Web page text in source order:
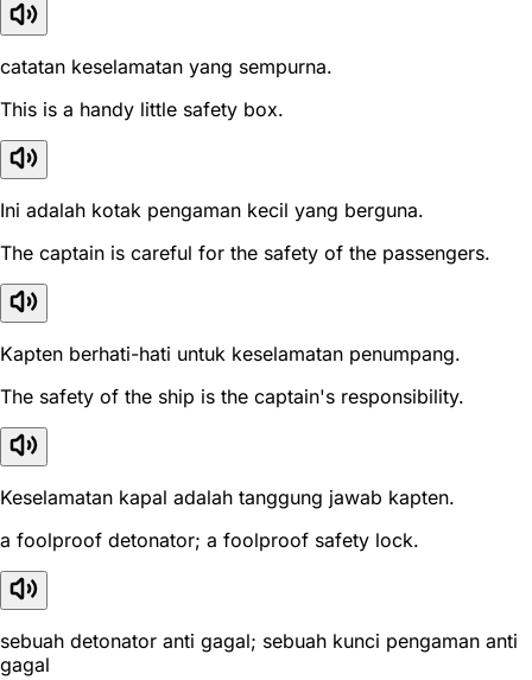
catatan keselamatan yang sempurna.
This is a handy little safety box.
Ini adalah kotak pengaman kecil yang berguna.
The captain is careful for the safety of the passengers.
Kapten berhati-hati untuk keselamatan penumpang.
The safety of the ship is the captain's responsibility.
Keselamatan kapal adalah tanggung jawab kapten.
a foolproof detonator; a foolproof safety lock.
sebuah detonator anti gagal; sebuah kunci pengaman anti
gagal